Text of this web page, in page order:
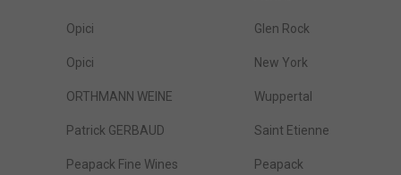
Opici Glen Rock
Opici New York
ORTHMANN WEINE Wuppertal
Patrick GERBAUD Saint Etienne
Peapack Fine Wines Peapack